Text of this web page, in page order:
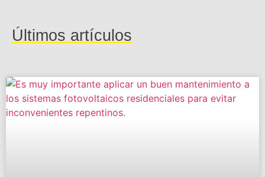
Últimos artículos